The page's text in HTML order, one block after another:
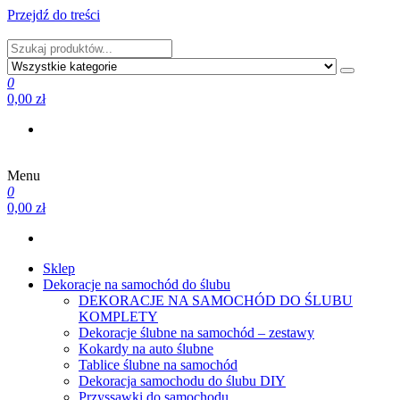
Przejdź do treści
PRODUCENT DEKORACJI ŚLUBNYCH I NIE TYLKO
0
0,00 zł
PRODUCENT DEKORACJI ŚLUBNYCH I NIE TYLKO
Menu
0
0,00 zł
Sklep
Dekoracje na samochód do ślubu
DEKORACJE NA SAMOCHÓD DO ŚLUBU
KOMPLETY
Dekoracje ślubne na samochód – zestawy
Kokardy na auto ślubne
Tablice ślubne na samochód
Dekoracja samochodu do ślubu DIY
Przyssawki do samochodu